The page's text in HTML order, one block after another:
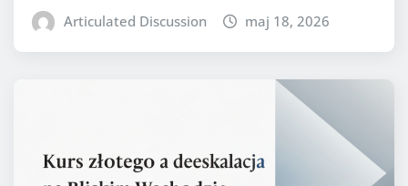
Articulated Discussion maj 18, 2026